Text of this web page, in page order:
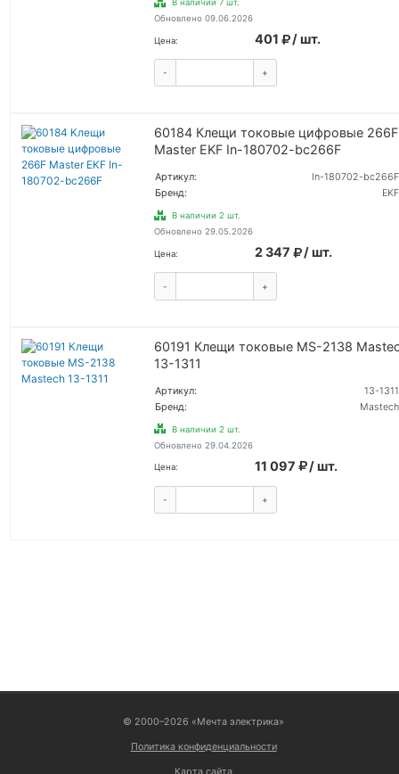
В наличии 7 шт.
Обновлено 09.06.2026
Цена: 401 / шт.
- +
60184 Клещи токовые цифровые 266F
Master EKF In-180702-bc266F
Артикул:
In-180702-bc266F
Бренд:
EKF
В наличии 2 шт.
Обновлено 29.05.2026
Цена: 2 347 / шт.
- +
60191 Клещи токовые MS-2138
13-1311
Артикул:
13-1311
Бренд:
Mastech
В наличии 2 шт.
Обновлено 29.04.2026
Цена: 11 097 / шт.
- +
© 2000–2026 «Мечта электрика»
Политика конфиденциальности
Карта сайта